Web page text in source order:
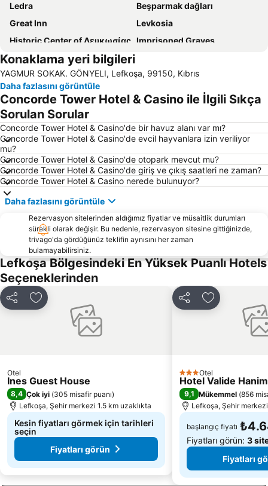
Ledra
Beşparmak dağları
Great Inn
Levkosia
Historic Center of Λευκωσίας Imprisoned Graves
The Pedieos Li
Mazotos
St Hilarion
Agios Mamas
Mckenzie Beach
Larnaca International Airport
Agios Thomas
Larnaca Marina
Culture Centre Skali
Ellinas
Kyperounda Village
Ayia Anna
New Stadium GSZ
Phinikoudes Beach
Makario Stadium
Boxing Day
Alaminos
Konaklama yeri bilgileri
YAGMUR SOKAK. GÖNYELI, Lefkoşa, 99150, Kıbrıs
Daha fazlasını görüntüle
Concorde Tower Hotel & Casino ile İlgili Sıkça
Sorulan Sorular
Concorde Tower Hotel & Casino'de bir havuz alanı var mı?
Concorde Tower Hotel & Casino'de evcil hayvanlara izin veriliyor
mu?
Concorde Tower Hotel & Casino'de otopark mevcut mu?
Concorde Tower Hotel & Casino'de giriş ve çıkış saatleri ne zaman?
Concorde Tower Hotel & Casino nerede bulunuyor?
Daha fazlasını görüntüle
Rezervasyon sitelerinden aldığımız fiyatlar ve müsaitlik durumları
sürekli olarak değişir. Bu nedenle, rezervasyon sitesine gittiğinizde,
trivago'da gördüğünüz teklifin aynısını her zaman
bulamayabilirsiniz.
Lefkoşa Bölgesindeki En Yüksek Puanlı Hotels
Seçeneklerinden
Paylaş Favorilerime ekle
Otel
Ines Guest House
8,4 Çok iyi (305 misafir puanı)
Lefkoşa, Şehir merkezi 1.5 km uzaklıkta
Kesin fiyatları görmek için tarihleri
seçin
Fiyatları görün
Paylaş Favorilerime
3 Yıldız
Otel
Hotel Valide
9,1 Mükemmel (856
Lefkoşa, Şehir
başlangıç fiyatı
Fiyatları görün: 3
Fiyatları